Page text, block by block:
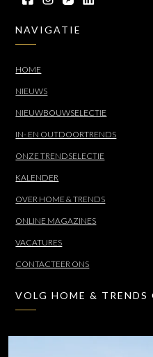
NAVIGATIE
HOME
NIEUWS
NIEUWBOUWSELECTIE
IN- EN OUTDOORTRENDS
ONZE TRENDSELECTIE
KALENDER
OVER HOME & TRENDS
ONLINE MAGAZINES
VACATURES
CONTACTEER ONS
VOLG HOME &